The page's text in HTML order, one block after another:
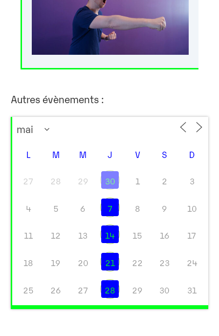
Autres évènements :
L M M J V S D
27 28 29 30 1 2 3
4 5 6 7 8 9 10
11 12 13 14 15 16 17
18 19 20 21 22 23 24
25 26 27 28 29 30 31